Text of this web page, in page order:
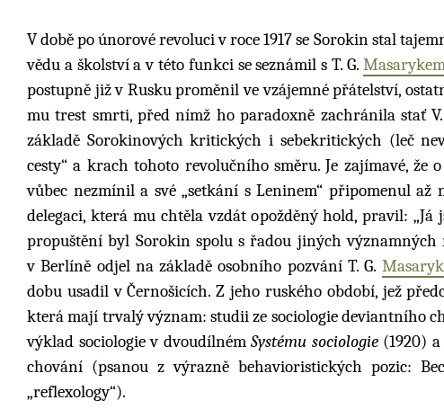
V době po únorové revoluci v roce 1917 se Sorokin stal
vědu a školství a v této funkci se seznámil s T. G.
postupně již v Rusku proměnil ve vzájemné přátelství,
mu trest smrti, před nímž ho paradoxně zachránila stať
základě Sorokinových kritických i sebekritických (leč
cesty“ a krach tohoto revolučního směru. Je zajímavé, že
vůbec nezmínil a své „setkání s Leninem“ připomenul až
delegaci, která mu chtěla vzdát opožděný hold, pravil:
propuštění byl Sorokin spolu s řadou jiných
v Berlíně odjel na základě osobního pozvání T. G.
dobu usadil v Černošicích. Z jeho ruského období, jež
která mají trvalý význam: studii ze sociologie deviantního
výklad sociologie v dvoudílném Systému sociologie(1920) a
chování (psanou z výrazně behavioristických pozic:
„reflexology“).